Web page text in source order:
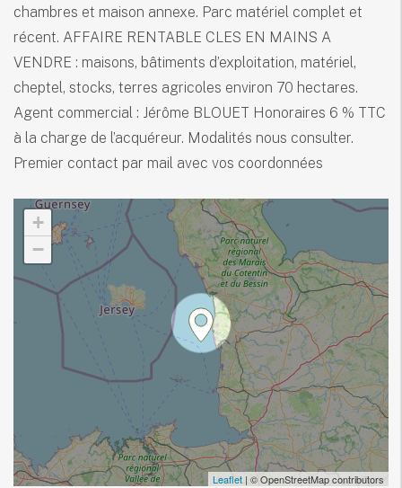
+
−
Leaflet | © OpenStreetMap contributors
chambres et maison annexe. Parc matériel complet et
récent. AFFAIRE RENTABLE CLES EN MAINS A
VENDRE : maisons, bâtiments d’exploitation, matériel,
cheptel, stocks, terres agricoles environ 70 hectares.
Agent commercial : Jérôme BLOUET Honoraires 6 % TTC
à la charge de l’acquéreur. Modalités nous consulter.
Premier contact par mail avec vos coordonnées